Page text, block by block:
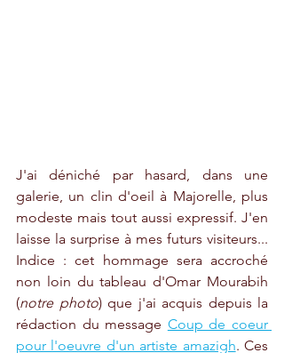
J'ai déniché par hasard, dans une
galerie, un clin d'oeil à Majorelle, plus
modeste mais tout aussi expressif. J'en
laisse la surprise à mes futurs visiteurs...
Indice : cet hommage sera accroché
non loin du tableau d'Omar Mourabih
(notre photo) que j'ai acquis depuis la
rédaction du message Coup de coeur
pour l'oeuvre d'un artiste amazigh. Ces